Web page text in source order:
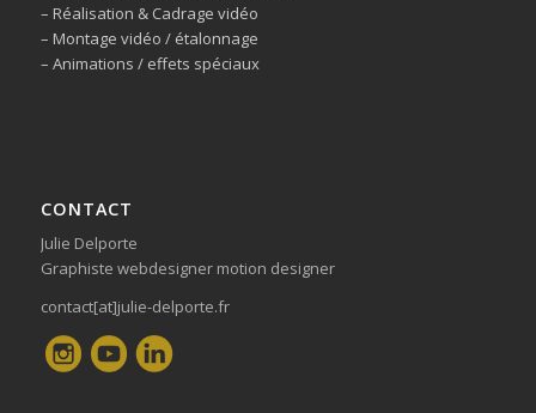
– Réalisation & Cadrage vidéo
– Montage vidéo / étalonnage
– Animations / effets spéciaux
CONTACT
Julie Delporte
Graphiste webdesigner motion designer
contact[at]julie-delporte.fr